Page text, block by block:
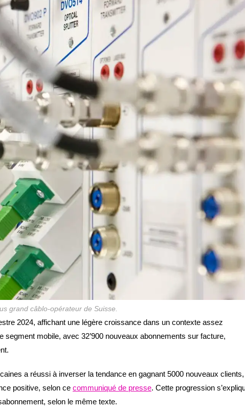
grand câblo-opérateur de Suisse.
2024, affichant une légère croissance dans un contexte assez
segment mobile, avec 32’900 nouveaux abonnements sur facture,
a réussi à inverser la tendance en gagnant 5000 nouveaux clients,
positive, selon ce communiqué de presse. Cette progression
selon le même texte.